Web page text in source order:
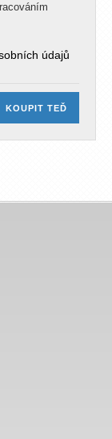
údajů
KOUPIT TEĎ